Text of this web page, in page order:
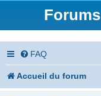
FAQ
Accueil du forum